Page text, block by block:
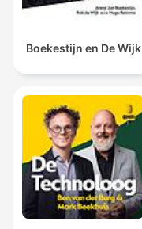
Boekestijn en De Wijk